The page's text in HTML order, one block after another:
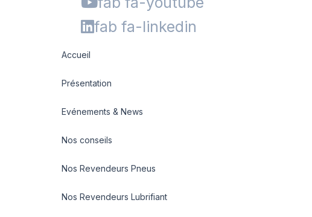
fab fa-linkedin
Accueil
Présentation
Evénements & News
Nos conseils
Nos Revendeurs Pneus
Nos Revendeurs Lubrifiant